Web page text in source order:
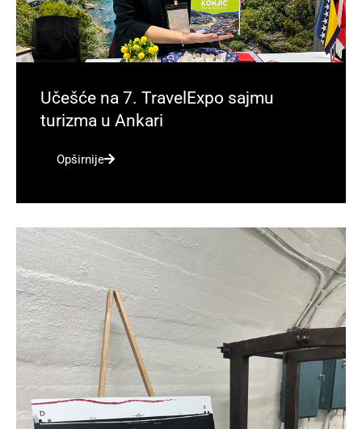
Učešće na 7. TravelExpo sajmu
turizma u Ankari
Opširnije